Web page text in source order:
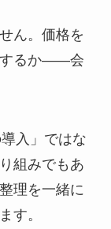
ん。価格を
するか——会
入」ではな
組みでもあ
理を一緒に
す。